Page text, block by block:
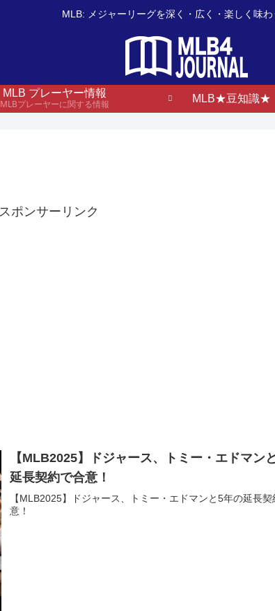
MLB: メジャーリーグを深く・広く・楽しく味
MLB プレーヤー情報
MLBプレーヤーに関する情報
MLB★豆知識★
スポンサーリンク
【MLB2025】ドジャース、トミー・エドマン
延長契約で合意！
【MLB2025】ドジャース、トミー・エドマンと5年の延長契
意！